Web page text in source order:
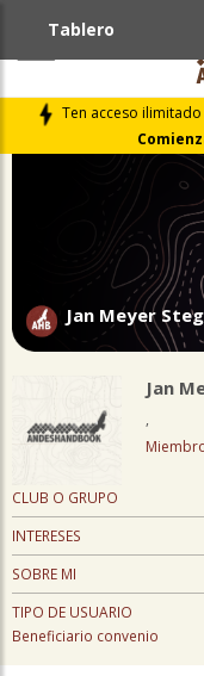
Ten acceso
Tablero
Jan Meyer
Jan
,
CLUB O GRUPO
INTERESES
SOBRE MI
TIPO DE USUARIO
Beneficiario convenio